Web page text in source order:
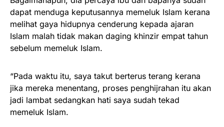
dapat menduga keputusannya memeluk Islam kerana
melihat gaya hidupnya cenderung kepada ajaran
Islam malah tidak makan daging khinzir empat tahun
sebelum memeluk Islam.
“Pada waktu itu, saya takut berterus terang kerana
jika mereka menentang, proses penghijrahan itu akan
jadi lambat sedangkan hati saya sudah tekad
memeluk Islam.